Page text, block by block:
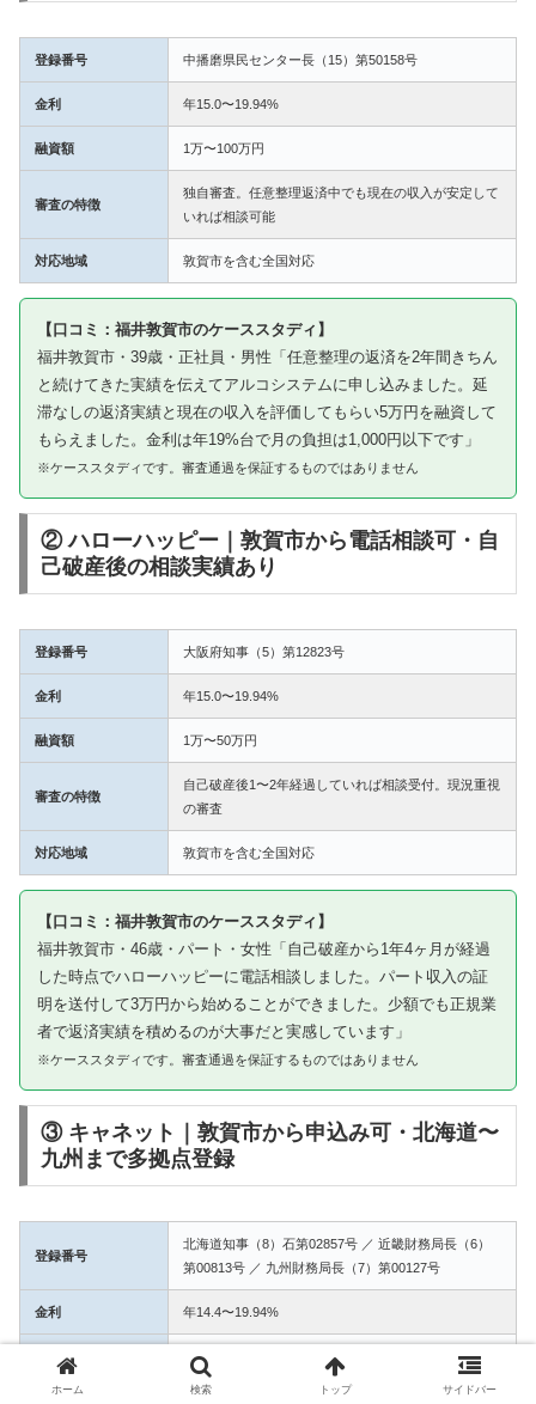
登録番号 中播磨県民センター長（15）第50158号
金利 年15.0〜19.94%
融資額 1万〜100万円
審査の特徴
独自審査。任意整理返済中でも現在の収入が安定して
いれば相談可能
対応地域 敦賀市を含む全国対応
【口コミ：福井敦賀市のケーススタディ】
福井敦賀市・39歳・正社員・男性「任意整理の返済を2年間きちん
と続けてきた実績を伝えてアルコシステムに申し込みました。延
滞なしの返済実績と現在の収入を評価してもらい5万円を融資して
もらえました。金利は年19%台で月の負担は1,000円以下です」
※ケーススタディです。審査通過を保証するものではありません
② ハローハッピー｜敦賀市から電話相談可・自
己破産後の相談実績あり
登録番号 大阪府知事（5）第12823号
金利 年15.0〜19.94%
融資額 1万〜50万円
審査の特徴
自己破産後1〜2年経過していれば相談受付。現況重視
の審査
対応地域 敦賀市を含む全国対応
【口コミ：福井敦賀市のケーススタディ】
福井敦賀市・46歳・パート・女性「自己破産から1年4ヶ月が経過
した時点でハローハッピーに電話相談しました。パート収入の証
明を送付して3万円から始めることができました。少額でも正規業
者で返済実績を積めるのが大事だと実感しています」
※ケーススタディです。審査通過を保証するものではありません
③ キャネット｜敦賀市から申込み可・北海道〜
九州まで多拠点登録
登録番号
北海道知事（8）石第02857号 ／ 近畿財務局長（6）
第00813号 ／ 九州財務局長（7）第00127号
金利 年14.4〜19.94%
融資額 1万〜50万円
ホーム 検索 トップ サイドバー